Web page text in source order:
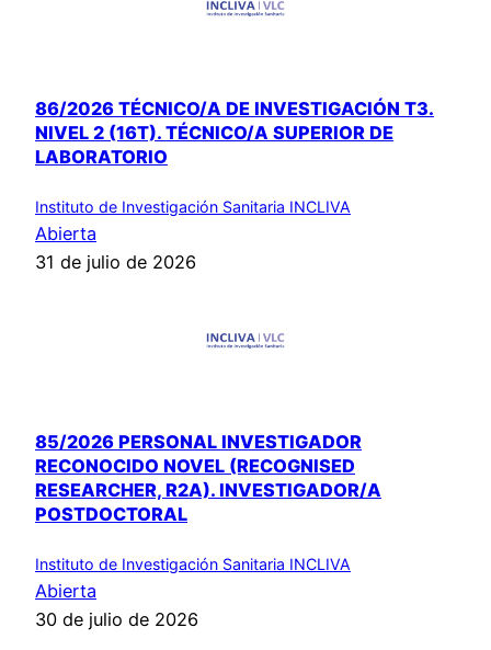
86/2026 TÉCNICO/A DE INVESTIGACIÓN T3.
NIVEL 2 (16T). TÉCNICO/A SUPERIOR DE
LABORATORIO
Instituto de Investigación Sanitaria INCLIVA
Abierta
31 de julio de 2026
85/2026 PERSONAL INVESTIGADOR
RECONOCIDO NOVEL (RECOGNISED
RESEARCHER, R2A). INVESTIGADOR/A
POSTDOCTORAL
Instituto de Investigación Sanitaria INCLIVA
Abierta
30 de julio de 2026